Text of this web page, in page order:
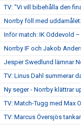
TV: "Vi vill bibehålla den
Norrby föll med
Inför match: IK Oddevold –
Norrby IF och Jakob
Jesper Swedlund lämnar
TV: Linus Dahl summerar
Ny seger - Norrby klättrar
TV: Match-Tugg med Max
TV: Marcus Översjös